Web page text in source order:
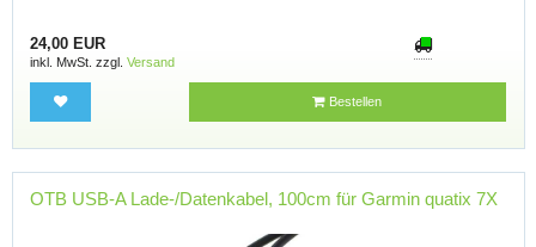
24,00 EUR
inkl. MwSt. zzgl. Versand
Bestellen
OTB USB-A Lade-/Datenkabel, 100cm für Garmin quatix 7X